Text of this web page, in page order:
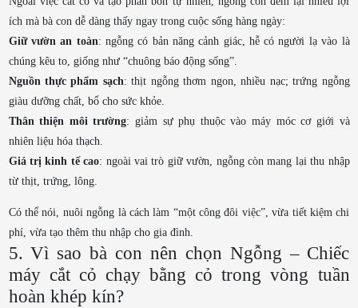
ích mà bà con dễ dàng thấy ngay trong cuộc sống hàng ngày:
Giữ vườn an toàn: ngỗng có bản năng cảnh giác, hễ có người lạ vào là
chúng kêu to, giống như “chuông báo động sống”.
Nguồn thực phẩm sạch: thịt ngỗng thơm ngon, nhiều nạc; trứng ngỗng
giàu dưỡng chất, bổ cho sức khỏe.
Thân thiện môi trường: giảm sự phụ thuộc vào máy móc cơ giới và
nhiên liệu hóa thạch.
Giá trị kinh tế cao: ngoài vai trò giữ vườn, ngỗng còn mang lại thu nhập
từ thịt, trứng, lông.
Có thể nói, nuôi ngỗng là cách làm “một công đôi việc”, vừa tiết kiệm chi
phí, vừa tạo thêm thu nhập cho gia đình.
5. Vì sao bà con nên chọn Ngỗng – Chiếc
máy cắt cỏ chạy bằng cỏ trong vòng tuần
hoàn khép kín?